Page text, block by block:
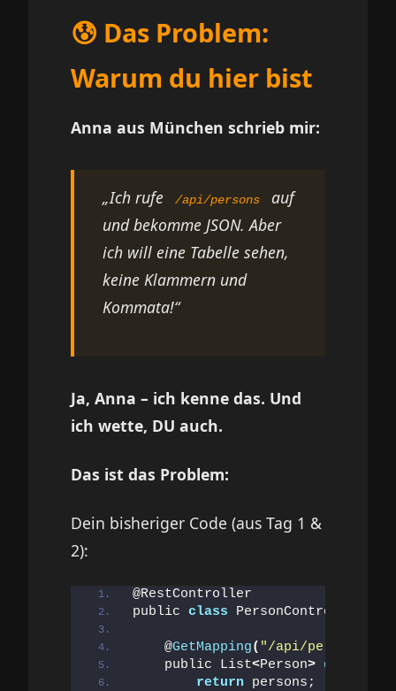
😰 Das Problem:
Warum du hier bist
Anna aus München schrieb mir:
„Ich rufe /api/persons
auf
und bekomme JSON. Aber
ich will eine Tabelle sehen,
keine Klammern und
Kommata!“
Ja, Anna – ich kenne das. Und
ich wette, DU auch.
Das ist das Problem:
Dein bisheriger Code (aus Tag 1 &
2):
@RestController
public class PersonController
    @
GetMapping( "/api/persons"
    public List
<Person>
return persons;